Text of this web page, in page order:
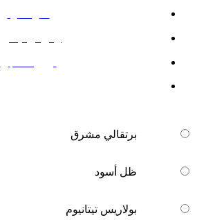
برتقالي مشرق
ظل أسود
بولاريس تيتانيوم